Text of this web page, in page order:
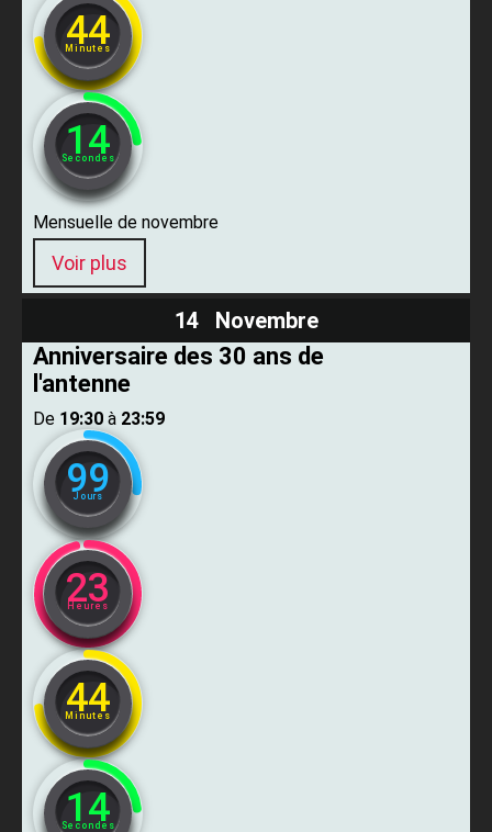
44
Minutes
13
Secondes
Mensuelle de novembre
Voir plus
14 Novembre
Anniversaire des 30 ans de
l'antenne
De ​ 19:30 ​ à ​ 23:59
99
Jours
23
Heures
44
Minutes
13
Secondes